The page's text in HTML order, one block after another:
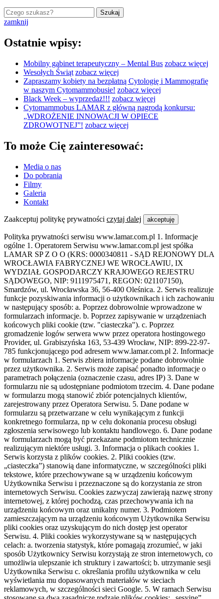
Szukaj
zamknij
Ostatnie wpisy:
Mobilny gabinet terapeutyczny – Mental Bus zobacz więcej
Wesołych Świąt zobacz więcej
Zapraszamy kobiety na bezpłatną Cytologię i Mammografię
w naszym Cytomammobusie! zobacz więcej
Black Week – wyprzedaż!!! zobacz więcej
Cytomammobus LAMAR z główną nagrodą konkursu:
„WDROŻENIE INNOWACJI W OPIECE
ZDROWOTNEJ”! zobacz więcej
To może Cię zainteresować:
Media o nas
Do pobrania
Filmy
Galeria
Kontakt
Zaakceptuj politykę prywatności czytaj dalej akceptuję
Polityka prywatności serwisu www.lamar.com.pl 1. Informacje
ogólne 1. Operatorem Serwisu www.lamar.com.pl jest spółka
LAMAR SP Z O O (KRS: 0000340811 - SĄD REJONOWY DLA
WROCŁAWIA FABRYCZNEJ WE WROCŁAWIU, IX
WYDZIAŁ GOSPODARCZY KRAJOWEGO REJESTRU
SĄDOWEGO, NIP: 9111975471, REGON: 021107150),
Smardzów, ul. Wrocławska 36, 56-400 Oleśnica. 2. Serwis realizuje
funkcje pozyskiwania informacji o użytkownikach i ich zachowaniu
w następujący sposób: a. Poprzez dobrowolnie wprowadzone w
formularzach informacje. b. Poprzez zapisywanie w urządzeniach
końcowych pliki cookie (tzw. "ciasteczka"). c. Poprzez
gromadzenie logów serwera www przez operatora hostingowego
Provider, ul. Grabiszyńska 163, 53-439 Wrocław, NIP: 899-22-97-
785 funkcjonującego pod adresem www.lamar.com.pl 2. Informacje
w formularzach 1. Serwis zbiera informacje podane dobrowolnie
przez użytkownika. 2. Serwis może zapisać ponadto informacje o
parametrach połączenia (oznaczenie czasu, adres IP) 3. Dane w
formularzu nie są udostępniane podmiotom trzecim. 4. Dane podane
w formularzu mogą stanowić zbiór potencjalnych klientów,
zarejestrowany przez Operatora Serwisu. 5. Dane podane w
formularzu są przetwarzane w celu wynikającym z funkcji
konkretnego formularza, np w celu dokonania procesu obsługi
zgłoszenia serwisowego lub kontaktu handlowego. 6. Dane podane
w formularzach mogą być przekazane podmiotom technicznie
realizującym niektóre usługi. 3. Informacja o plikach cookies 1.
Serwis korzysta z plików cookies. 2. Pliki cookies (tzw.
„ciasteczka”) stanowią dane informatyczne, w szczególności pliki
tekstowe, które przechowywane są w urządzeniu końcowym
Użytkownika Serwisu i przeznaczone są do korzystania ze stron
internetowych Serwisu. Cookies zazwyczaj zawierają nazwę strony
internetowej, z której pochodzą, czas przechowywania ich na
urządzeniu końcowym oraz unikalny numer. 3. Podmiotem
zamieszczającym na urządzeniu końcowym Użytkownika Serwisu
pliki cookies oraz uzyskującym do nich dostęp jest operator
Serwisu. 4. Pliki cookies wykorzystywane są w następujących
celach: a. tworzenia statystyk, które pomagają zrozumieć, w jaki
sposób Użytkownicy Serwisu korzystają ze stron internetowych, co
umożliwia ulepszanie ich struktury i zawartości; b. utrzymanie sesji
Użytkownika Serwisu c. określania profilu użytkownika w celu
wyświetlania mu dopasowanych materiałów w sieciach
reklamowych, w szczególności sieci Google. 5. W ramach Serwisu